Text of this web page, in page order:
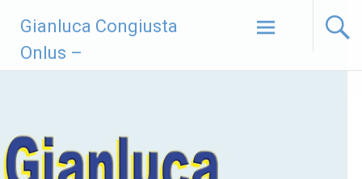
contenuto
Gianluca Congiusta
Onlus –